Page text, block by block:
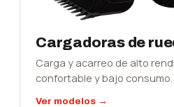
Cargadoras de
Carga y acarreo de alto
confortable y bajo consumo.
Ver modelos →